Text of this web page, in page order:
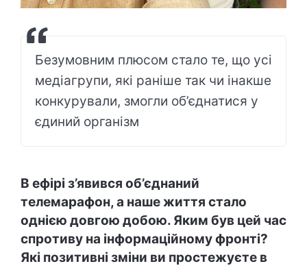
Безумовним плюсом стало те, що усі
медіагрупи, які раніше так чи інакше
конкурували, змогли об’єднатися у
єдиний організм
В ефірі з’явився об’єднаний
телемарафон, а наше життя стало
однією довгою добою. Яким був цей час
спротиву на інформаційному фронті?
Які позитивні зміни ви простежуєте в